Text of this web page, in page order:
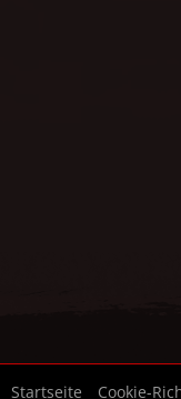
Startseite Cookie-